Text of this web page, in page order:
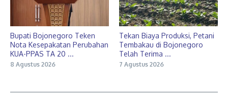
Bupati Bojonegoro Teken
Nota Kesepakatan Perubahan
KUA-PPAS TA 20 ...
8 Agustus 2026
Tekan Biaya Produksi, Petani
Tembakau di Bojonegoro
Telah Terima ...
7 Agustus 2026